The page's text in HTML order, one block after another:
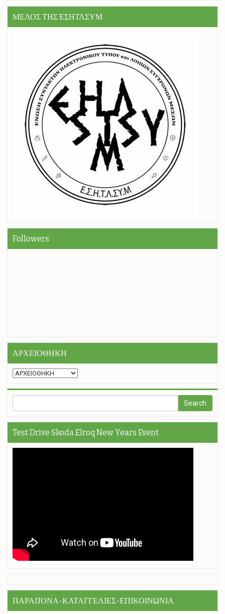
ΜΕΛΟΣ ΤΗΣ ΕΣΗΤΛΣΥΜ
Followers
ΑΡΧΕΙΟΘΗΚΗ
Test Drive Skoda Elroq New Years Event
ΠΑΡΑΠΟΝΑ-ΚΑΤΑΓΓΕΛΙΕΣ-ΕΠΙΚΟΙΝΩΝΙΑ